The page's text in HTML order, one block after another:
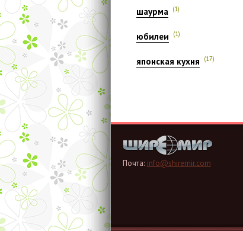
шаурма (1)
юбилеи (1)
японская кухня (17)
Почта: info@shiremir.com